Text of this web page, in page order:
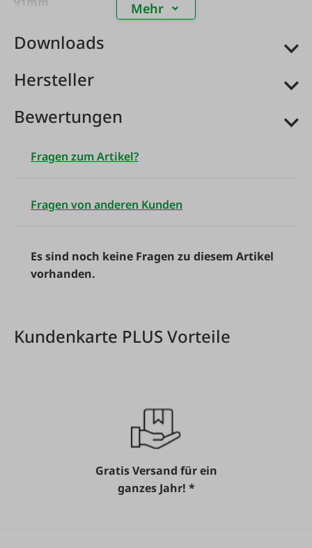
Mehr
Downloads
Hersteller
Bewertungen
Fragen zum Artikel?
Fragen von anderen Kunden
Es sind noch keine Fragen zu diesem Artikel
vorhanden.
Kundenkarte PLUS Vorteile
Gratis Versand für ein
ganzes Jahr! *